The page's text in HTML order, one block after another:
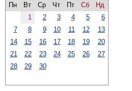
Пн
Вт Ср Чт Пт Сб
Нд
1
2 3 4 5
6
7
8 9 10 11 12
13
14
15 16 17 18 19
20
21
22 23 24 25 26
27
28
29 30